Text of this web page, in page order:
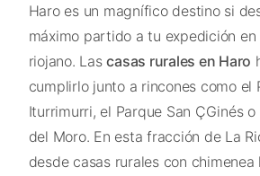
Haro es un magnífico destino si
máximo partido a tu expedición
riojano. Lascasas rurales en Haro
cumplirlo junto a rincones como el
Iturrimurri, el Parque San ÇGinés
del Moro. En esta fracción de La
desde casas rurales con